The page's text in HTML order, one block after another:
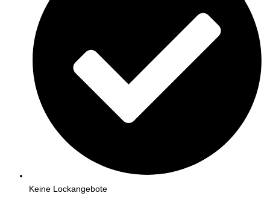
Keine Lockangebote